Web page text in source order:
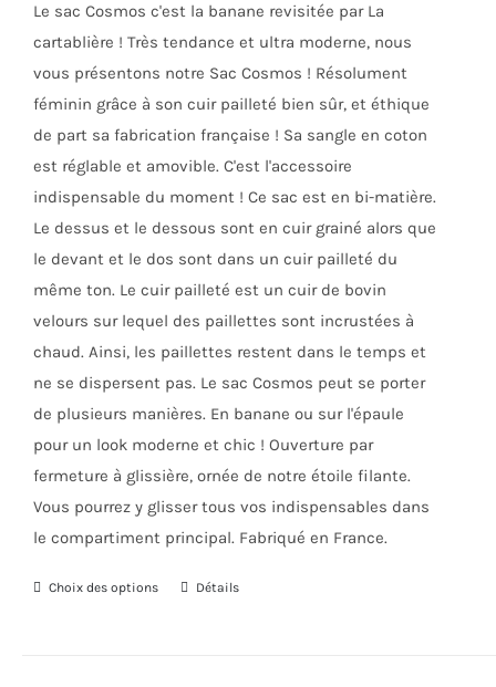
Le sac Cosmos c'est la banane revisitée par La
cartablière ! Très tendance et ultra moderne, nous
vous présentons notre Sac Cosmos ! Résolument
féminin grâce à son cuir pailleté bien sûr, et éthique
de part sa fabrication française ! Sa sangle en coton
est réglable et amovible. C'est l'accessoire
indispensable du moment ! Ce sac est en bi-matière.
Le dessus et le dessous sont en cuir grainé alors que
le devant et le dos sont dans un cuir pailleté du
même ton. Le cuir pailleté est un cuir de bovin
velours sur lequel des paillettes sont incrustées à
chaud. Ainsi, les paillettes restent dans le temps et
ne se dispersent pas. Le sac Cosmos peut se porter
de plusieurs manières. En banane ou sur l'épaule
pour un look moderne et chic ! Ouverture par
fermeture à glissière, ornée de notre étoile filante.
Vous pourrez y glisser tous vos indispensables dans
le compartiment principal. Fabriqué en France.
Choix des options
CeDétails